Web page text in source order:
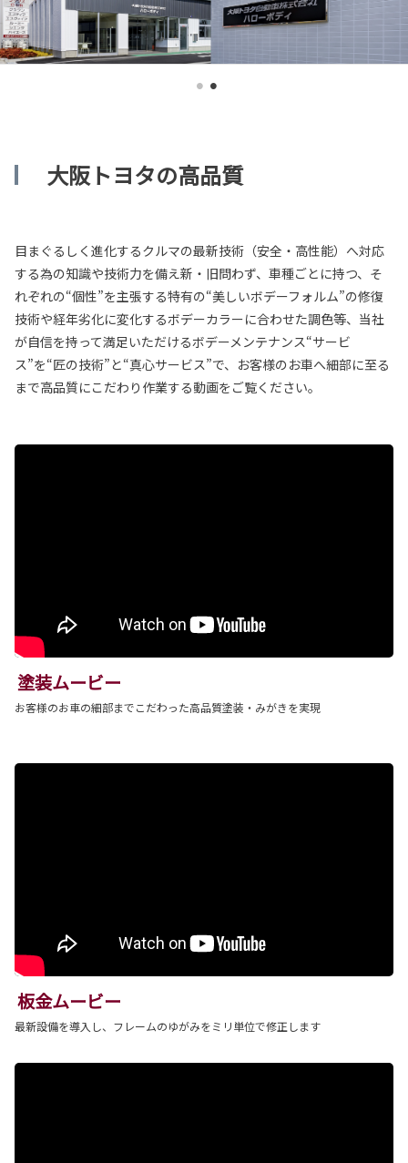
大阪トヨタの高品質
目まぐるしく進化するクルマの最新技術（安全・高性能）へ対応
する為の知識や技術力を備え新・旧問わず、車種ごとに持つ、そ
れぞれの“個性”を主張する特有の“美しいボデーフォルム”の修復
技術や経年劣化に変化するボデーカラーに合わせた調色等、当社
が自信を持って満足いただけるボデーメンテナンス“サービ
ス”を“匠の技術”と“真心サービス”で、お客様のお車へ細部に至る
まで高品質にこだわり作業する動画をご覧ください。
塗装ムービー
お客様のお車の細部までこだわった高品質塗装・みがきを実現
板金ムービー
最新設備を導入し、フレームのゆがみをミリ単位で修正します